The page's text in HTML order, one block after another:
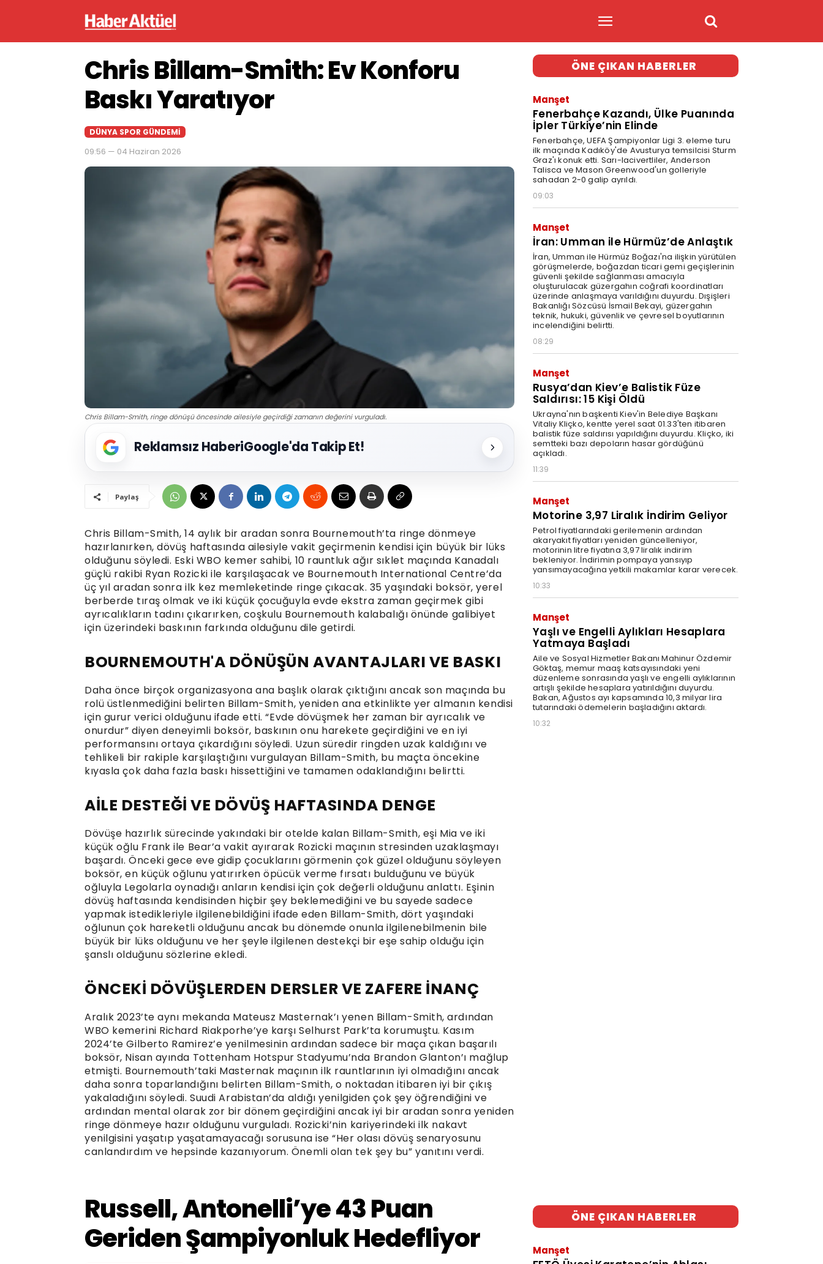
Chris Billam-Smith: Ev Konforu
Baskı Yaratıyor
DÜNYA SPOR GÜNDEMI
09:56 — 04 Haziran 2026
Chris Billam-Smith, ringe dönüşü öncesinde ailesiyle geçirdiği zamanın değerini vurguladı.
Reklamsız HaberiGoogle'da Takip Et!
Paylaş
Chris Billam-Smith, 14 aylık bir aradan sonra Bournemouth’ta ringe dönmeye
hazırlanırken, dövüş haftasında ailesiyle vakit geçirmenin kendisi için büyük bir lüks
olduğunu söyledi. Eski WBO kemer sahibi, 10 rauntluk ağır sıklet maçında Kanadalı
güçlü rakibi Ryan Rozicki ile karşılaşacak ve Bournemouth International Centre’da
üç yıl aradan sonra ilk kez memleketinde ringe çıkacak. 35 yaşındaki boksör, yerel
berberde tıraş olmak ve iki küçük çocuğuyla evde ekstra zaman geçirmek gibi
ayrıcalıkların tadını çıkarırken, coşkulu Bournemouth kalabalığı önünde galibiyet
için üzerindeki baskının farkında olduğunu dile getirdi.
BOURNEMOUTH'A DÖNÜŞÜN AVANTAJLARI VE BASKI
Daha önce birçok organizasyona ana başlık olarak çıktığını ancak son maçında bu
rolü üstlenmediğini belirten Billam-Smith, yeniden ana etkinlikte yer almanın kendisi
için gurur verici olduğunu ifade etti. “Evde dövüşmek her zaman bir ayrıcalık ve
onurdur” diyen deneyimli boksör, baskının onu harekete geçirdiğini ve en iyi
performansını ortaya çıkardığını söyledi. Uzun süredir ringden uzak kaldığını ve
tehlikeli bir rakiple karşılaştığını vurgulayan Billam-Smith, bu maçta öncekine
kıyasla çok daha fazla baskı hissettiğini ve tamamen odaklandığını belirtti.
AİLE DESTEĞİ VE DÖVÜŞ HAFTASINDA DENGE
Dövüşe hazırlık sürecinde yakındaki bir otelde kalan Billam-Smith, eşi Mia ve iki
küçük oğlu Frank ile Bear’a vakit ayırarak Rozicki maçının stresinden uzaklaşmayı
başardı. Önceki gece eve gidip çocuklarını görmenin çok güzel olduğunu söyleyen
boksör, en küçük oğlunu yatırırken öpücük verme fırsatı bulduğunu ve büyük
oğluyla Legolarla oynadığı anların kendisi için çok değerli olduğunu anlattı. Eşinin
dövüş haftasında kendisinden hiçbir şey beklemediğini ve bu sayede sadece
yapmak istedikleriyle ilgilenebildiğini ifade eden Billam-Smith, dört yaşındaki
oğlunun çok hareketli olduğunu ancak bu dönemde onunla ilgilenebilmenin bile
büyük bir lüks olduğunu ve her şeyle ilgilenen destekçi bir eşe sahip olduğu için
şanslı olduğunu sözlerine ekledi.
ÖNCEKİ DÖVÜŞLERDEN DERSLER VE ZAFERE İNANÇ
Aralık 2023’te aynı mekanda Mateusz Masternak’ı yenen Billam-Smith, ardından
WBO kemerini Richard Riakporhe’ye karşı Selhurst Park’ta korumuştu. Kasım
2024’te Gilberto Ramirez’e yenilmesinin ardından sadece bir maça çıkan başarılı
boksör, Nisan ayında Tottenham Hotspur Stadyumu’nda Brandon Glanton’ı mağlup
etmişti. Bournemouth’taki Masternak maçının ilk rauntlarının iyi olmadığını ancak
daha sonra toparlandığını belirten Billam-Smith, o noktadan itibaren iyi bir çıkış
yakaladığını söyledi. Suudi Arabistan’da aldığı yenilgiden çok şey öğrendiğini ve
ardından mental olarak zor bir dönem geçirdiğini ancak iyi bir aradan sonra yeniden
ringe dönmeye hazır olduğunu vurguladı. Rozicki’nin kariyerindeki ilk nakavt
yenilgisini yaşatıp yaşatamayacağı sorusuna ise “Her olası dövüş senaryosunu
canlandırdım ve hepsinde kazanıyorum. Önemli olan tek şey bu” yanıtını verdi.
ÖNE ÇIKAN HABERLER
Manşet
Fenerbahçe Kazandı, Ülke Puanında
İpler Türkiye’nin Elinde
Fenerbahçe, UEFA Şampiyonlar Ligi 3. eleme turu
ilk maçında Kadıköy'de Avusturya temsilcisi Sturm
Graz'ı konuk etti. Sarı-lacivertliler, Anderson
Talisca ve Mason Greenwood'un golleriyle
sahadan 2-0 galip ayrıldı.
09:03
Manşet
İran: Umman ile Hürmüz’de Anlaştık
İran, Umman ile Hürmüz Boğazı'na ilişkin yürütülen
görüşmelerde, boğazdan ticari gemi geçişlerinin
güvenli şekilde sağlanması amacıyla
oluşturulacak güzergahın coğrafi koordinatları
üzerinde anlaşmaya varıldığını duyurdu. Dışişleri
Bakanlığı Sözcüsü İsmail Bekayi, güzergahın
teknik, hukuki, güvenlik ve çevresel boyutlarının
incelendiğini belirtti.
08:29
Manşet
Rusya’dan Kiev’e Balistik Füze
Saldırısı: 15 Kişi Öldü
Ukrayna'nın başkenti Kiev'in Belediye Başkanı
Vitaliy Kliçko, kentte yerel saat 01.33'ten itibaren
balistik füze saldırısı yapıldığını duyurdu. Kliçko, iki
semtteki bazı depoların hasar gördüğünü
açıkladı.
11:39
Manşet
Motorine 3,97 Liralık İndirim Geliyor
Petrol fiyatlarındaki gerilemenin ardından
akaryakıt fiyatları yeniden güncelleniyor,
motorinin litre fiyatına 3,97 liralık indirim
bekleniyor. İndirimin pompaya yansıyıp
yansımayacağına yetkili makamlar karar verecek.
10:33
Manşet
Yaşlı ve Engelli Aylıkları Hesaplara
Yatmaya Başladı
Aile ve Sosyal Hizmetler Bakanı Mahinur Özdemir
Göktaş, memur maaş katsayısındaki yeni
düzenleme sonrasında yaşlı ve engelli aylıklarının
artışlı şekilde hesaplara yatırıldığını duyurdu.
Bakan, Ağustos ayı kapsamında 10,3 milyar lira
tutarındaki ödemelerin başladığını aktardı.
10:32